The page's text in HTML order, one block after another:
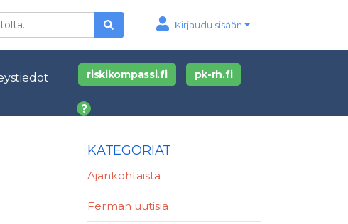
Kirjaudu sisään
riskikompassi.fi pk-rh.fi
KATEGORIAT
Ajankohtaista
Ferman uutisia